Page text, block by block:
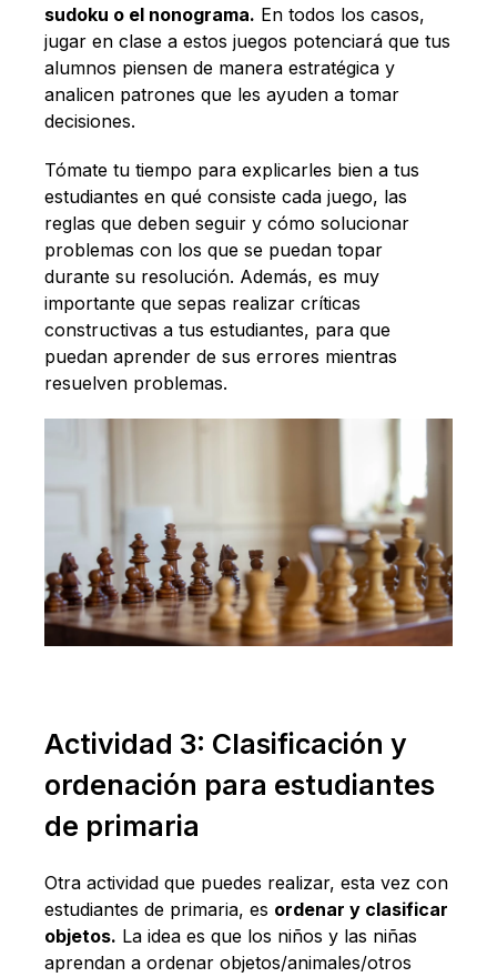
sudoku o el nonograma. En todos los casos,
jugar en clase a estos juegos potenciará que tus
alumnos piensen de manera estratégica y
analicen patrones que les ayuden a tomar
decisiones.
Tómate tu tiempo para explicarles bien a tus
estudiantes en qué consiste cada juego, las
reglas que deben seguir y cómo solucionar
problemas con los que se puedan topar
durante su resolución. Además, es muy
importante que sepas realizar críticas
constructivas a tus estudiantes, para que
puedan aprender de sus errores mientras
resuelven problemas.
Actividad 3: Clasificación y
ordenación para estudiantes
de primaria
Otra actividad que puedes realizar, esta vez con
estudiantes de primaria, es ordenar y clasificar
objetos. La idea es que los niños y las niñas
aprendan a ordenar objetos/animales/otros